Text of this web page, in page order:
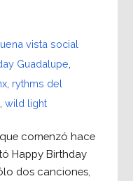
vista social
Guadalupe
, rythms del
wild light
comenzó hace
Happy Birthday
dos canciones,